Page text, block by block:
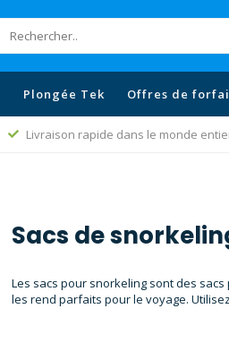
Plongée Tek Offres de
Livraison rapide dans le monde
Sacs de
Les sacs pour snorkeling sont des
les rend parfaits pour le voyage.